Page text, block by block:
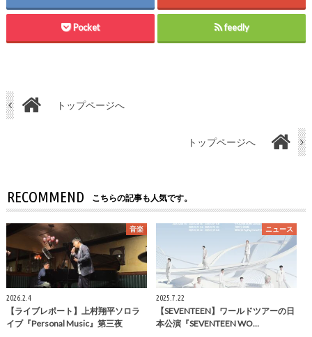
Pocket feedly
トップページへ
トップページへ
RECOMMEND こちらの記事も人気です。
音楽
2026.2.4
【ライブレポート】上村翔平ソロラ
イブ『Personal Music』第三夜
ニュース
2025.7.22
【SEVENTEEN】ワールドツアーの日
本公演『SEVENTEEN WO…